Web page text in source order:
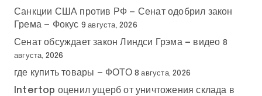
Санкции США против РФ — Сенат одобрил закон
Грема — Фокус 9 августа, 2026
Сенат обсуждает закон Линдси Грэма — видео 8
августа, 2026
где купить товары — ФОТО 8 августа, 2026
Intertop оценил ущерб от уничтожения склада в